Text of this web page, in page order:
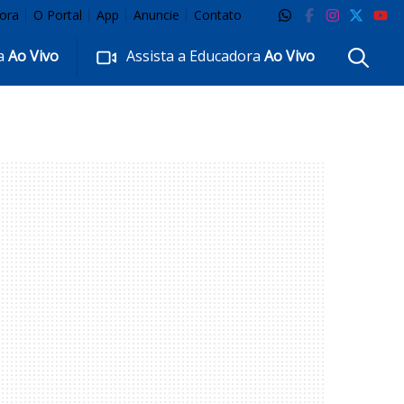
O Portal App Anuncie Contato
Ao Vivo Assista a EducadoraAo Vivo